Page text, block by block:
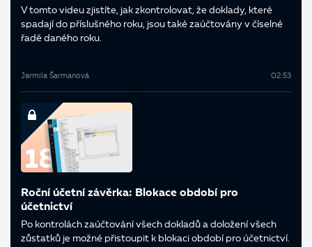
V tomto videu zjistíte, jak zkontrolovat, že doklady, které
spadají do příslušného roku, jsou také zaúčtovány v číselné
řadě daného roku.
Jarmila Šarmanová 02:53
Roční účetní závěrka: Blokace období pro
účetnictví
Po kontrolách zaúčtování všech dokladů a doložení všech
zůstatků je možné přistoupit k blokaci období pro účetnictví.